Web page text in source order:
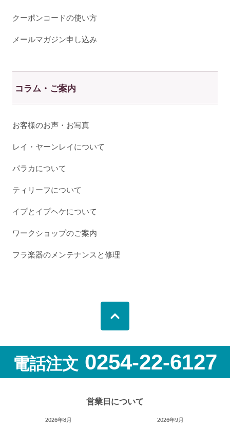
クーポンコードの使い方
メールマガジン申し込み
コラム・ご案内
お客様のお声・お写真
レイ・ヤーンレイについて
パラカについて
ティリーフについて
イプとイプヘケについて
ワークショップのご案内
フラ楽器のメンテナンスと修理
電話注文 0254-22-6127
営業日について
2026年8月
2026年9月